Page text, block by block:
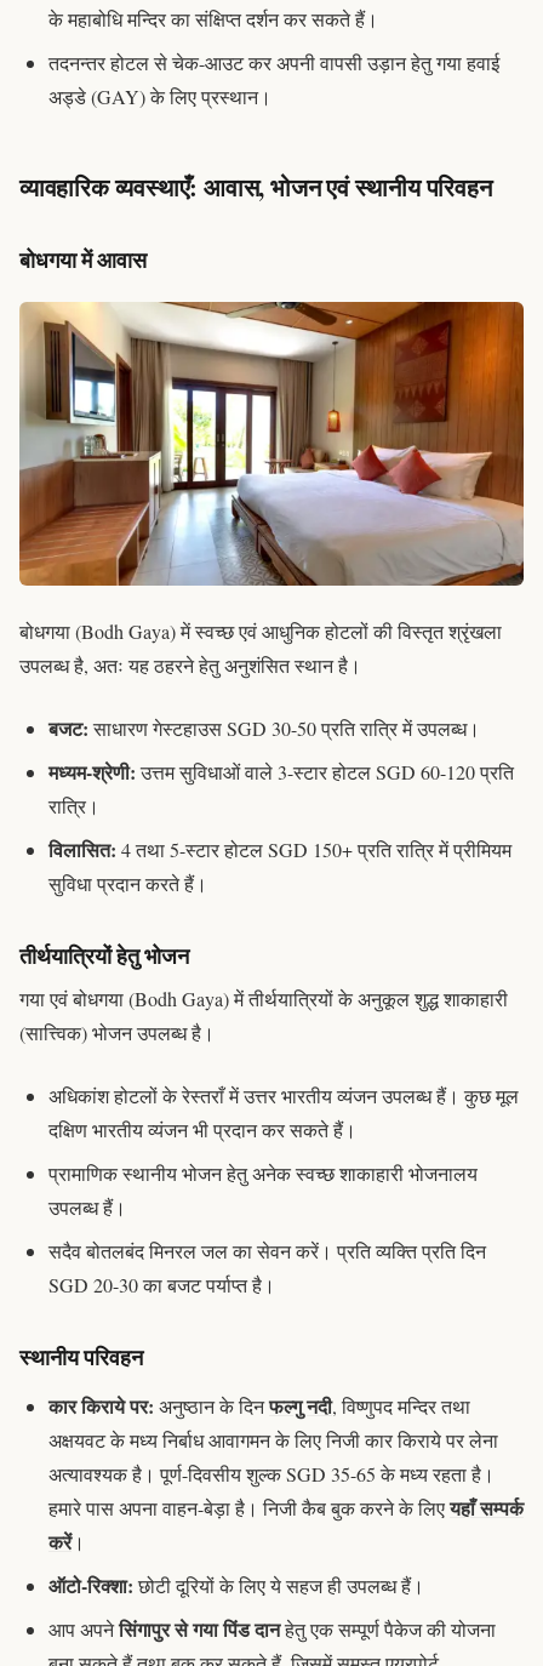
के महाबोधि मन्दिर का संक्षिप्त दर्शन कर सकते हैं।
तदनन्तर होटल से चेक-आउट कर अपनी वापसी उड़ान हेतु गया हवाई
अड्डे (GAY) के लिए प्रस्थान।
व्यावहारिक व्यवस्थाएँ: आवास, भोजन एवं स्थानीय परिवहन
बोधगया में आवास
बोधगया (Bodh Gaya) में स्वच्छ एवं आधुनिक होटलों की विस्तृत श्रृंखला
उपलब्ध है, अतः यह ठहरने हेतु अनुशंसित स्थान है।
बजट:साधारण गेस्टहाउस SGD 30-50 प्रति रात्रि में उपलब्ध।
मध्यम-श्रेणी:उत्तम सुविधाओं वाले 3-स्टार होटल SGD 60-120 प्रति
रात्रि।
विलासित: 4 तथा 5-स्टार होटल SGD 150+ प्रति रात्रि में प्रीमियम
सुविधा प्रदान करते हैं।
तीर्थयात्रियों हेतु भोजन
गया एवं बोधगया (Bodh Gaya) में तीर्थयात्रियों के अनुकूल शुद्ध शाकाहारी
(सात्त्विक) भोजन उपलब्ध है।
अधिकांश होटलों के रेस्तराँ में उत्तर भारतीय व्यंजन उपलब्ध हैं। कुछ मूल
दक्षिण भारतीय व्यंजन भी प्रदान कर सकते हैं।
प्रामाणिक स्थानीय भोजन हेतु अनेक स्वच्छ शाकाहारी भोजनालय
उपलब्ध हैं।
सदैव बोतलबंद मिनरल जल का सेवन करें। प्रति व्यक्ति प्रति दिन
SGD 20-30 का बजट पर्याप्त है।
स्थानीय परिवहन
कार किराये पर: अनुष्ठान के दिनफल्गु नदी, विष्णुपद मन्दिर तथा
अक्षयवट के मध्य निर्बाध आवागमन के लिए निजी कार किराये पर लेना
अत्यावश्यक है। पूर्ण-दिवसीय शुल्क SGD 35-65 के मध्य रहता है।
हमारे पास अपना वाहन-बेड़ा है। निजी कैब बुक करने के लिएयहाँ सम्पर्क
करें।
ऑटो-रिक्शा:छोटी दूरियों के लिए ये सहज ही उपलब्ध हैं।
आप अपनेसिंगापुर से गया पिंड दानहेतु एक सम्पूर्ण पैकेज की योजना